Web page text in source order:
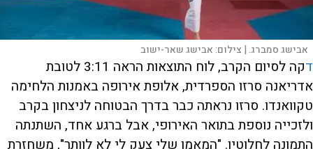
אבישג סמברג. | צילום:אבישג שאר-ישוב
ד
קה לסיום הקרב, לוח התוצאות הראה 3:11 לטובת
אדריאנה סרזו הספרדית, אלופת אירופה באמנות הלחימה
טקוואנדו. סרזו נראתה כבר בדרך הבטוחה לניצחון בקרב
ולזכייה נוספת בתואר האירופי, אבל ברגע אחד, השתנתה
התמונה לחלוטין. "המאמן שלי צעק לי לא לוותר", משחזרת